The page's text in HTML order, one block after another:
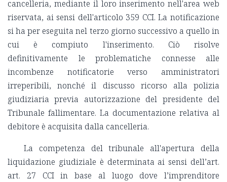
cancelleria, mediante il loro inserimento nell'area web
riservata, ai sensi dell'articolo 359 CCI. La notificazione
si ha per eseguita nel terzo giorno successivo a quello in
cui è compiuto l'inserimento. Ciò risolve
definitivamente le problematiche connesse alle
incombenze notificatorie verso amministratori
irreperibili, nonché il discusso ricorso alla polizia
giudiziaria previa autorizzazione del presidente del
Tribunale fallimentare. La documentazione relativa al
debitore è acquisita dalla cancelleria.
La competenza del tribunale all'apertura della
liquidazione giudiziale è determinata ai sensi dell’art.
art. 27 CCI in base al luogo dove l’imprenditore